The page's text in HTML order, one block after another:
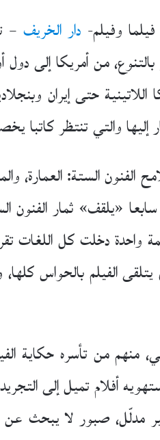
وفيلم- دار الخريف
من أمريكا إلى دول
حتى إيران
إليها والتي تنتظر كاتبا
الستة: العمارة،
«يلقف» ثمار
دخلت كل اللغات
الفيلم بالحواس
منهم من تأسره حكاية
أفلام تميل إلى
مدلّل، صبور لا يبحث